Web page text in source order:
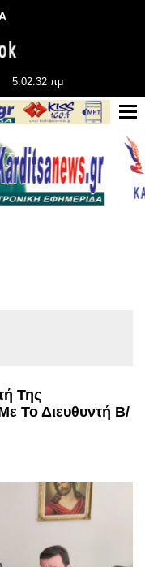
5:02:32 πμ
Της
Το Διευθυντή Β/